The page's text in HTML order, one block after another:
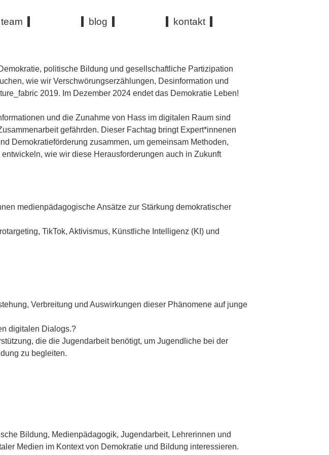
team blog kontakt
politische Bildung und gesellschaftliche Partizipation
wie wir Verschwörungserzählungen, Desinformation und
2019. Im Dezember 2024 endet das Demokratie Leben!
und die Zunahme von Hass im digitalen Raum sind
gefährden. Dieser Fachtag bringt Expert*innenen
Demokratieförderung zusammen, um gemeinsam Methoden,
wie wir diese Herausforderungen auch in Zukunft
medienpädagogische Ansätze zur Stärkung demokratischer
TikTok, Aktivismus, Künstliche Intelligenz (KI) und
Verbreitung und Auswirkungen dieser Phänomene auf junge
digitalen Dialogs.?
die die Jugendarbeit benötigt, um Jugendliche bei der
zu begleiten.
Bildung, Medienpädagogik, Jugendarbeit, Lehrerinnen und
Medien im Kontext von Demokratie und Bildung interessieren.